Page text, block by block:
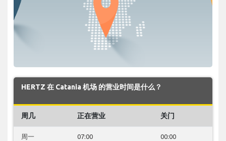
HERTZ 在 Catania 机场 的营业时间是什么？
周几 正在营业 关门
周一 07:00 00:00